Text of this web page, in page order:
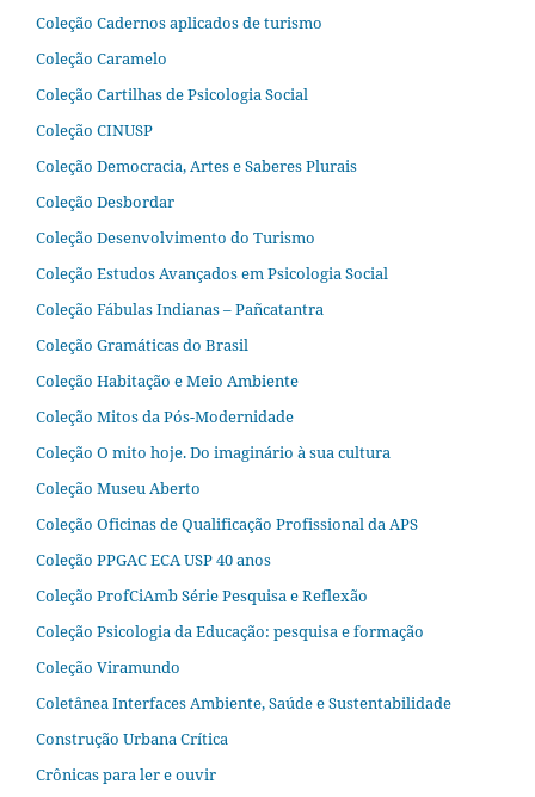
Coleção Cadernos aplicados de turismo
Coleção Caramelo
Coleção Cartilhas de Psicologia Social
Coleção CINUSP
Coleção Democracia, Artes e Saberes Plurais
Coleção Desbordar
Coleção Desenvolvimento do Turismo
Coleção Estudos Avançados em Psicologia Social
Coleção Fábulas Indianas – Pañcatantra
Coleção Gramáticas do Brasil
Coleção Habitação e Meio Ambiente
Coleção Mitos da Pós-Modernidade
Coleção O mito hoje. Do imaginário à sua cultura
Coleção Museu Aberto
Coleção Oficinas de Qualificação Profissional da APS
Coleção PPGAC ECA USP 40 anos
Coleção ProfCiAmb Série Pesquisa e Reflexão
Coleção Psicologia da Educação: pesquisa e formação
Coleção Viramundo
Coletânea Interfaces Ambiente, Saúde e Sustentabilidade
Construção Urbana Crítica
Crônicas para ler e ouvir